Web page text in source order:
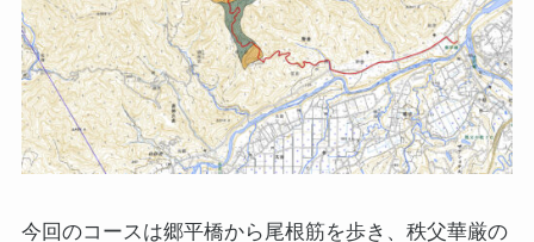
今回のコースは郷平橋から尾根筋を歩き、秩父華厳の